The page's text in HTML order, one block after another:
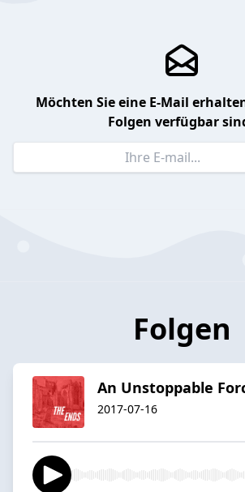
Möchten Sie eine E-Mail
Folgen verfügbar
Folgen
An Unstoppable
2017-07-16